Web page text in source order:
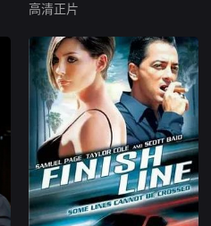
康磊
2004 年深秋西北草原，假交
警截停铜矿押运车，炸药破
箱、两命陨灭，悍匪携枪遁入
茫茫戈壁。刑警杨志刚凭现场
足迹与痕迹精准锁凶，追凶途
中接连牵出牧民灭口、矿场内
鬼、信用社惊天劫案，亡命团
伙内讧反杀、边境
高清正片